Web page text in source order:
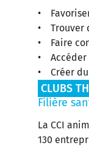
•
• Trouver
• Faire
• Accéder
• Créer
CLUBS
Filière
La CCI
130